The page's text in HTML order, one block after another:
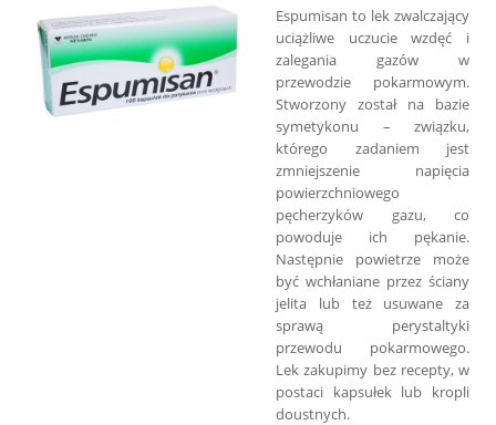
Espumisan to lek zwalczający
uciążliwe uczucie wzdęć i
zalegania gazów w
przewodzie pokarmowym.
Stworzony został na bazie
symetykonu – związku,
którego zadaniem jest
zmniejszenie napięcia
powierzchniowego
pęcherzyków gazu, co
powoduje ich pękanie.
Następnie powietrze może
być wchłaniane przez ściany
jelita lub też usuwane za
sprawą perystaltyki
przewodu pokarmowego.
Lek zakupimy bez recepty, w
postaci kapsułek lub kropli
doustnych.